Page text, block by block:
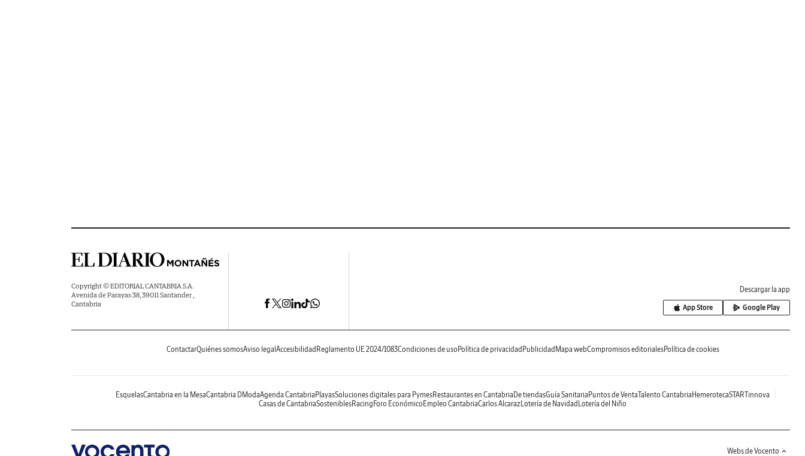
Copyright © EDITORIAL CANTABRIA S.A.
Avenida de Parayas 38, 39011 Santander ,
Cantabria
Descargar la app
App Store Google Play
ContactarQuiénes somosAviso legalAccesibilidadReglamento UE 2024/1083Condiciones de usoPolítica de privacidadPublicidadMapa webCompromisos editorialesPolítica de cookies
EsquelasCantabria en la MesaCantabria DModaAgenda CantabriaPlayasSoluciones digitales para PymesRestaurantes en CantabriaDe tiendasGuía SanitariaPuntos de VentaTalento CantabriaHemerotecaSTARTinnova
Casas de CantabriaSosteniblesRacingForo EconómicoEmpleo CantabriaCarlos AlcarazLotería de NavidadLotería del Niño
Webs de Vocento